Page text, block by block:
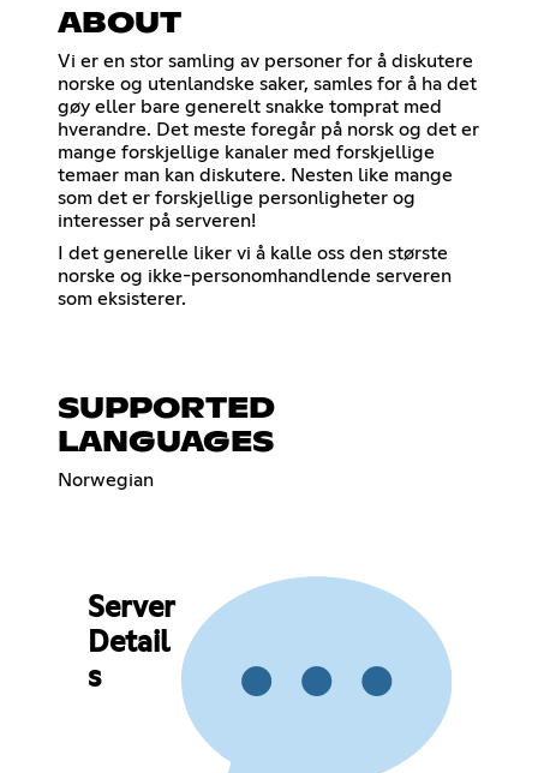
ABOUT
Vi er en stor samling av personer for å diskutere
norske og utenlandske saker, samles for å ha det
gøy eller bare generelt snakke tomprat med
hverandre. Det meste foregår på norsk og det er
mange forskjellige kanaler med forskjellige
temaer man kan diskutere. Nesten like mange
som det er forskjellige personligheter og
interesser på serveren!
I det generelle liker vi å kalle oss den største
norske og ikke-personomhandlende serveren
som eksisterer.
SUPPORTED
LANGUAGES
Norwegian
Server
Detail
s